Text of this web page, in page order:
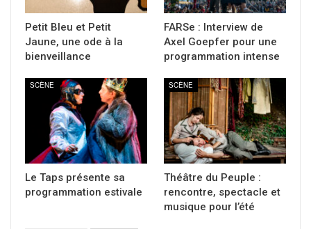
Petit Bleu et Petit
Jaune, une ode à la
bienveillance
FARSe : Interview de
Axel Goepfer pour une
programmation intense
SCÈNE
Le Taps présente sa
programmation estivale
SCÈNE
Théâtre du Peuple :
rencontre, spectacle et
musique pour l’été